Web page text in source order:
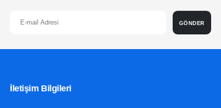
GÖNDER
İletişim Bilgileri